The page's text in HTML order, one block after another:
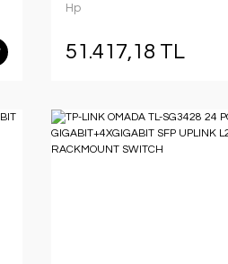
RACKMOUNT SWITCH
Hp
51.417,18 TL